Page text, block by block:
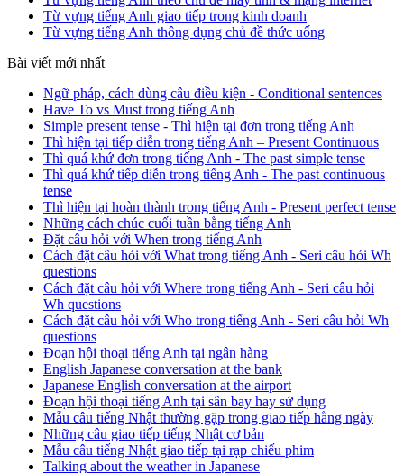
Từ vựng tiếng Anh giao tiếp trong kinh doanh
Từ vựng tiếng Anh thông dụng chủ đề thức uống
Bài viết mới nhất
Ngữ pháp, cách dùng câu điều kiện - Conditional sentences
Have To vs Must trong tiếng Anh
Simple present tense - Thì hiện tại đơn trong tiếng Anh
Thì hiện tại tiếp diễn trong tiếng Anh – Present Continuous
Thì quá khứ đơn trong tiếng Anh - The past simple tense
Thì quá khứ tiếp diễn trong tiếng Anh - The past continuous
tense
Thì hiện tại hoàn thành trong tiếng Anh - Present perfect tense
Những cách chúc cuối tuần bằng tiếng Anh
Đặt câu hỏi với When trong tiếng Anh
Cách đặt câu hỏi với What trong tiếng Anh - Seri câu hỏi Wh
questions
Cách đặt câu hỏi với Where trong tiếng Anh - Seri câu hỏi
Wh questions
Cách đặt câu hỏi với Who trong tiếng Anh - Seri câu hỏi Wh
questions
Đoạn hội thoại tiếng Anh tại ngân hàng
English Japanese conversation at the bank
Japanese English conversation at the airport
Đoạn hội thoại tiếng Anh tại sân bay hay sử dụng
Mẫu câu tiếng Nhật thường gặp trong giao tiếp hằng ngày
Những câu giao tiếp tiếng Nhật cơ bản
Mẫu câu tiếng Nhật giao tiếp tại rạp chiếu phim
Talking about the weather in Japanese